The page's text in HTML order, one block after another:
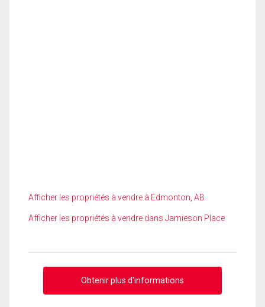
Afficher les propriétés à vendre à Edmonton, AB
Afficher les propriétés à vendre dans Jamieson Place
Obtenir plus d'informations